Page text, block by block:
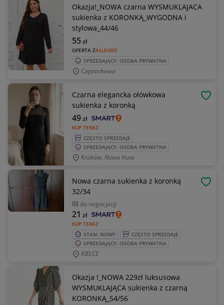
Okazja!_NOWA czarna WYSMUKLAJACA
sukienka z KORONKĄ_WYGODNA i
stylowa_44/46
OFERTA ZALLEGRO
55zł
SPRZEDAJĄCY: OSOBA PRYWATNA
Częstochowa
Czarna elegancka ołówkowa
sukienka z koronką
KUP TERAZ
49zł
CZĘSTO SPRZEDAJE
SPRZEDAJĄCY: OSOBA PRYWATNA
Kraków, Nowa Huta
Nowa czarna sukienka z koronką
32/34
do negocjacji
KUP TERAZ
21 zł
STAN: NOWY
CZĘSTO SPRZEDAJE
SPRZEDAJĄCY: OSOBA PRYWATNA
KIELCE
Okazja !_NOWA 229zł luksusowa
WYSMUKLAJĄCA sukienka z czarną
KORONKĄ_54/56